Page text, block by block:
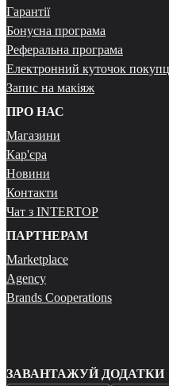
Гарантії
Бонусна програма
Реферальна програма
Електронний куточок
Запис на макіяж
ПРО НАС
Магазини
Кар'єра
Новини
Контакти
Чат з INTERTOP
ПАРТНЕРАМ
Marketplace
Agency
Brands Cooperations
ЗАВАНТАЖУЙ ДОДАТКИ